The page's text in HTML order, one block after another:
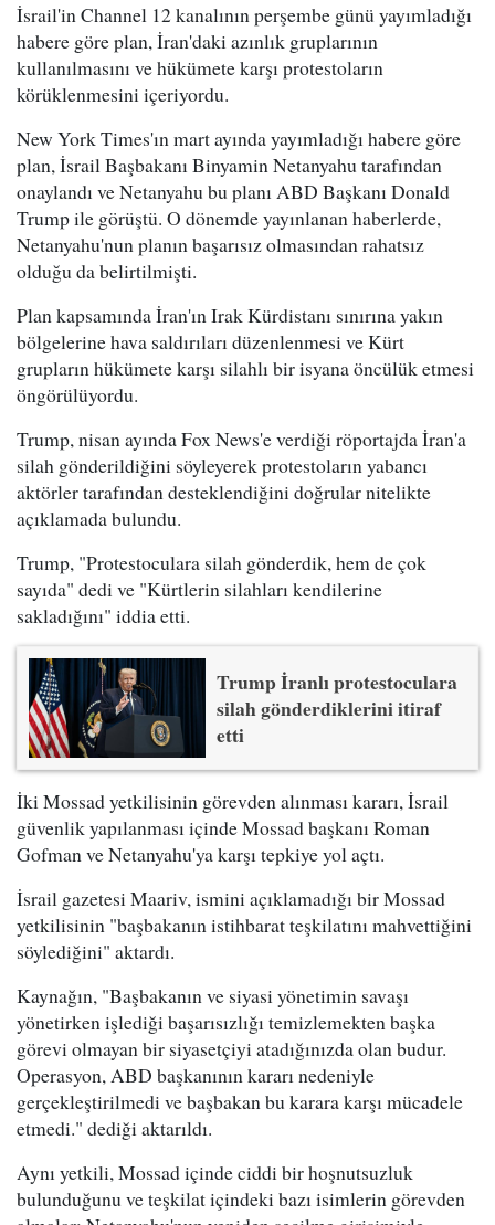
İsrail'in Channel 12 kanalının perşembe günü yayımladığı
habere göre plan, İran'daki azınlık gruplarının
kullanılmasını ve hükümete karşı protestoların
körüklenmesini içeriyordu.
New York Times'ın mart ayında yayımladığı habere göre
plan, İsrail Başbakanı Binyamin Netanyahu tarafından
onaylandı ve Netanyahu bu planı ABD Başkanı Donald
Trump ile görüştü. O dönemde yayınlanan haberlerde,
Netanyahu'nun planın başarısız olmasından rahatsız
olduğu da belirtilmişti.
Plan kapsamında İran'ın Irak Kürdistanı sınırına yakın
bölgelerine hava saldırıları düzenlenmesi ve Kürt
grupların hükümete karşı silahlı bir isyana öncülük etmesi
öngörülüyordu.
Trump, nisan ayında Fox News'e verdiği röportajda İran'a
silah gönderildiğini söyleyerek protestoların yabancı
aktörler tarafından desteklendiğini doğrular nitelikte
açıklamada bulundu.
Trump, "Protestoculara silah gönderdik, hem de çok
sayıda" dedi ve "Kürtlerin silahları kendilerine
sakladığını" iddia etti.
Trump İranlı protestoculara
silah gönderdiklerini itiraf
etti
İki Mossad yetkilisinin görevden alınması kararı, İsrail
güvenlik yapılanması içinde Mossad başkanı Roman
Gofman ve Netanyahu'ya karşı tepkiye yol açtı.
İsrail gazetesi Maariv, ismini açıklamadığı bir Mossad
yetkilisinin "başbakanın istihbarat teşkilatını mahvettiğini
söylediğini" aktardı.
Kaynağın, "Başbakanın ve siyasi yönetimin savaşı
yönetirken işlediği başarısızlığı temizlemekten başka
görevi olmayan bir siyasetçiyi atadığınızda olan budur.
Operasyon, ABD başkanının kararı nedeniyle
gerçekleştirilmedi ve başbakan bu karara karşı mücadele
etmedi." dediği aktarıldı.
Aynı yetkili, Mossad içinde ciddi bir hoşnutsuzluk
bulunduğunu ve teşkilat içindeki bazı isimlerin görevden